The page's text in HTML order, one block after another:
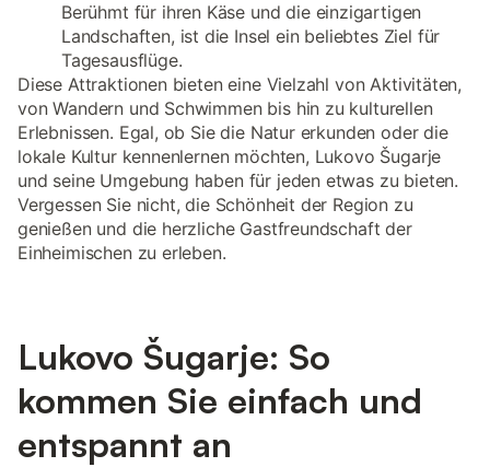
Berühmt für ihren Käse und die einzigartigen
Landschaften, ist die Insel ein beliebtes Ziel für
Tagesausflüge.
Diese Attraktionen bieten eine Vielzahl von Aktivitäten,
von Wandern und Schwimmen bis hin zu kulturellen
Erlebnissen. Egal, ob Sie die Natur erkunden oder die
lokale Kultur kennenlernen möchten, Lukovo Šugarje
und seine Umgebung haben für jeden etwas zu bieten.
Vergessen Sie nicht, die Schönheit der Region zu
genießen und die herzliche Gastfreundschaft der
Einheimischen zu erleben.
Lukovo Šugarje: So
kommen Sie einfach und
entspannt an